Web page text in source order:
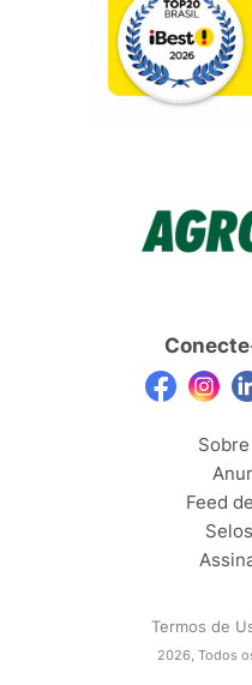
Feed
Termos de
2026, Todos